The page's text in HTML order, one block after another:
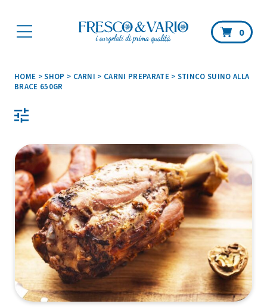
0
HOME >SHOP > CARNI > CARNI PREPARATE > STINCO SUINO ALLA
BRACE 650GR